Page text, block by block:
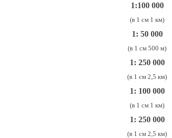
1:100 000
(в 1 см 1 км)
1: 50 000
(в 1 см 500 м)
1: 250 000
(в 1 см 2,5 км)
1: 100 000
(в 1 см 1 км)
1: 250 000
(в 1 см 2,5 км)